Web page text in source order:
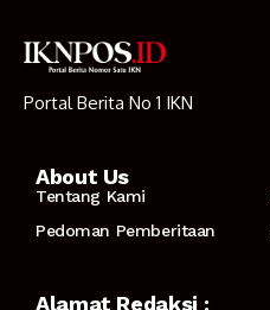
Portal Berita No 1 IKN
About Us
Tentang Kami
Pedoman Pemberitaan
Alamat Redaksi :